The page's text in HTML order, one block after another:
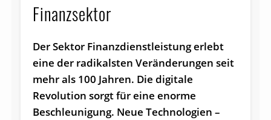
Finanzsektor
Der Sektor Finanzdienstleistung erlebt
eine der radikalsten Veränderungen seit
mehr als 100 Jahren. Die digitale
Revolution sorgt für eine enorme
Beschleunigung. Neue Technologien –